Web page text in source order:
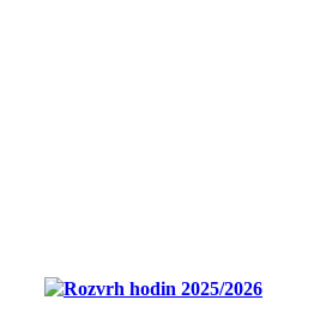
Rozvrh hodin 2025/2026